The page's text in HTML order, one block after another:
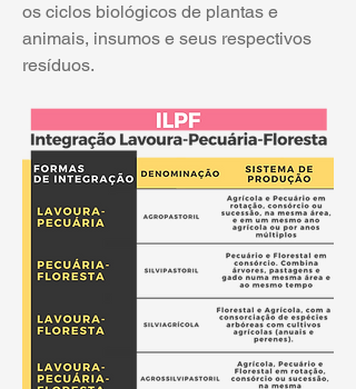
os ciclos biológicos de plantas e
animais, insumos e seus respectivos
resíduos.